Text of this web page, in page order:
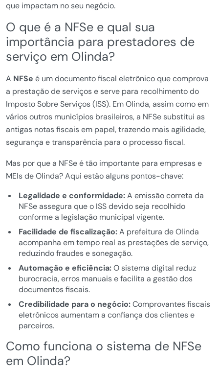
que impactam no seu negócio.
O que é a NFSe e qual sua
importância para prestadores de
serviço em Olinda?
A NFSe é um documento fiscal eletrônico que comprova
a prestação de serviços e serve para recolhimento do
Imposto Sobre Serviços (ISS). Em Olinda, assim como em
vários outros municípios brasileiros, a NFSe substitui as
antigas notas fiscais em papel, trazendo mais agilidade,
segurança e transparência para o processo fiscal.
Mas por que a NFSe é tão importante para empresas e
MEIs de Olinda? Aqui estão alguns pontos-chave:
Legalidade e conformidade:A emissão correta da
NFSe assegura que o ISS devido seja recolhido
conforme a legislação municipal vigente.
Facilidade de fiscalização:A prefeitura de Olinda
acompanha em tempo real as prestações de serviço,
reduzindo fraudes e sonegação.
Automação e eficiência:O sistema digital reduz
burocracia, erros manuais e facilita a gestão dos
documentos fiscais.
Credibilidade para o negócio:Comprovantes fiscais
eletrônicos aumentam a confiança dos clientes e
parceiros.
Como funciona o sistema de NFSe
em Olinda?